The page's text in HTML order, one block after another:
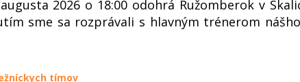
2026 o 18:00 odohrá Ružomberok v
sme sa rozprávali s hlavným trénerom
tímov